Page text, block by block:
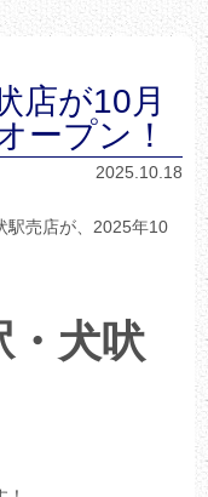
店が10月
ープン！
2025.10.18
駅売店が、2025年10
・犬吠